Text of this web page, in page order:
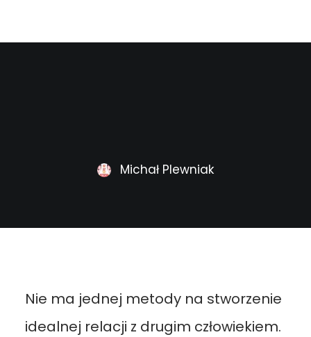
Michał Plewniak
Nie ma jednej metody na stworzenie
idealnej relacji z drugim człowiekiem.